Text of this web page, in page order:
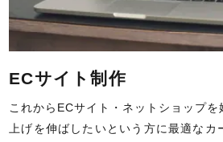
ECサイト制作
これからECサイト・ネットショップ
上げを伸ばしたいという方に最適な